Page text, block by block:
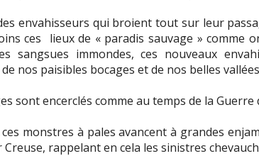
envahisseurs qui broient tout sur leur
ces lieux de « paradis sauvage » comme
sangsues immondes, ces nouveaux
nos paisibles bocages et de nos belles
sont encerclés comme au temps de la Guerre
ces monstres à pales avancent à grandes
rappelant en cela les sinistres